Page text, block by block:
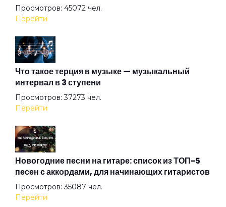
В подвенечном
Василиск
Вернемся в Питер
Война
Волк
Просмотров: 45072 чел.
Перейти
Что такое терция в музыке — музыкальный
интервал в 3 ступени
Просмотров: 37273 чел.
Перейти
Новогодние песни на гитаре: список из ТОП-5
песен с аккордами, для начинающих гитаристов
Просмотров: 35087 чел.
Перейти